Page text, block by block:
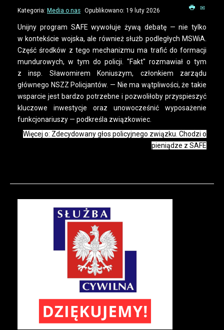
Kategoria: Media o nas Opublikowano: 19 luty 2026
Unijny program SAFE wywołuje żywą debatę — nie tylko
w kontekście wojska, ale również służb podległych MSWiA.
Część środków z tego mechanizmu ma trafić do formacji
mundurowych, w tym do policji. "Fakt" rozmawiał o tym
z insp. Sławomirem Koniuszym, członkiem zarządu
głównego NSZZ Policjantów. — Nie ma wątpliwości, że takie
wsparcie jest bardzo potrzebne i pozwoliłoby przyspieszyć
kluczowe inwestycje oraz unowocześnić wyposażenie
funkcjonariuszy — podkreśla związkowiec.
Więcej o: Zdecydowany głos policyjnego związku. Chodzi o
pieniądze z SAFE